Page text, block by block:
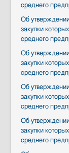
среднего
Об
закупки
среднего
Об
закупки
среднего
Об
закупки
среднего
Об
закупки
среднего